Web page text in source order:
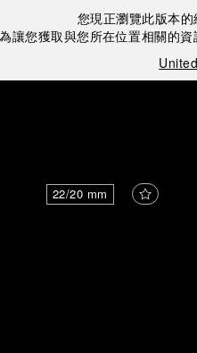
您現正瀏覽此版本的
為讓您獲取與您所在位置相關的
22/20 mm